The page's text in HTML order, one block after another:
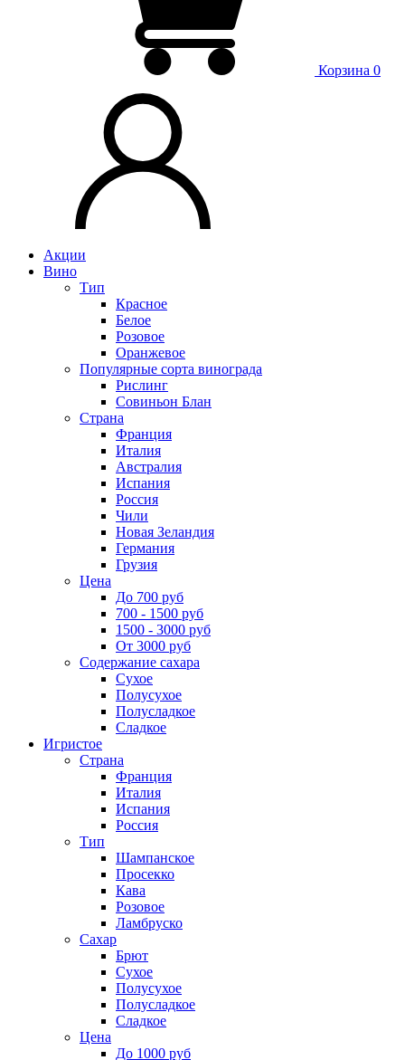
Корзина 0
Акции
Вино
Тип
Красное
Белое
Розовое
Оранжевое
Популярные сорта винограда
Рислинг
Совиньон Блан
Страна
Франция
Италия
Австралия
Испания
Россия
Чили
Новая Зеландия
Германия
Грузия
Цена
До 700 руб
700 - 1500 руб
1500 - 3000 руб
От 3000 руб
Содержание сахара
Сухое
Полусухое
Полусладкое
Сладкое
Игристое
Страна
Франция
Италия
Испания
Россия
Тип
Шампанское
Просекко
Кава
Розовое
Ламбруско
Сахар
Брют
Сухое
Полусухое
Полусладкое
Сладкое
Цена
До 1000 руб